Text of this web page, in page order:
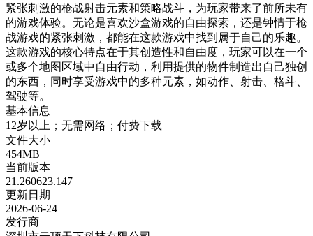
紧张刺激的枪战射击元素和策略战斗，为玩家带来了前所未有
的游戏体验。无论是喜欢沙盒游戏的自由探索，还是钟情于枪
战游戏的紧张刺激，都能在这款游戏中找到属于自己的乐趣。
这款游戏的核心特点在于其创造性和自由度，玩家可以在一个
或多个地图区域中自由行动，利用提供的物件制造出自己独创
的东西，同时享受游戏中的多种元素，如动作、射击、格斗、
驾驶等。
基本信息
12岁以上；无需网络；付费下载
文件大小
454MB
当前版本
21.260623.147
更新日期
2026-06-24
发行商